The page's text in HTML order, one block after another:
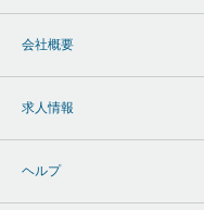
会社概要
求人情報
ヘルプ